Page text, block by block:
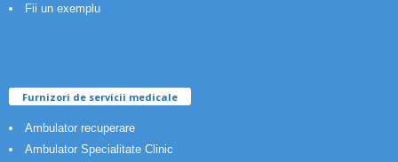
Fii un exemplu
Furnizori de servicii medicale
Ambulator recuperare
Ambulator Specialitate Clinic